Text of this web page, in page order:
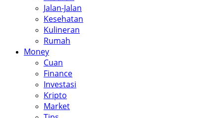
Jalan-Jalan
Kesehatan
Kulineran
Rumah
Money
Cuan
Finance
Investasi
Kripto
Market